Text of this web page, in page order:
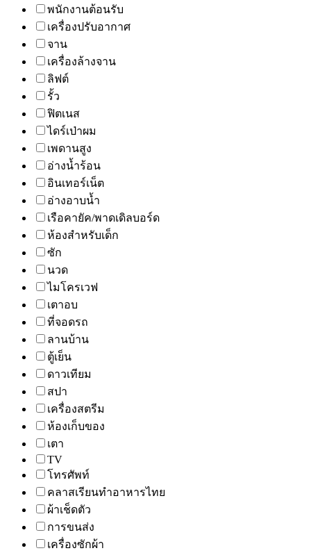
พนักงานต้อนรับ
เครื่องปรับอากาศ
จาน
เครื่องล้างจาน
ลิฟต์
รั้ว
ฟิตเนส
ไดร์เป่าผม
เพดานสูง
อ่างน้ำร้อน
อินเทอร์เน็ต
อ่างอาบน้ำ
เรือคายัค/พาดเดิลบอร์ด
ห้องสำหรับเด็ก
ซัก
นวด
ไมโครเวฟ
เตาอบ
ที่จอดรถ
ลานบ้าน
ตู้เย็น
ดาวเทียม
สปา
เครื่องสตรีม
ห้องเก็บของ
เตา
TV
โทรศัพท์
คลาสเรียนทำอาหารไทย
ผ้าเช็ดตัว
การขนส่ง
เครื่องซักผ้า